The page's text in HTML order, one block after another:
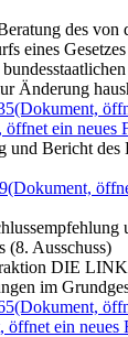
des von
eines Gesetzes
Änderung
(Dokument,
ein neues
und Bericht des
(Dokument,
(8. Ausschuss)
DIE
im
(Dokument,
öffnet ein neues